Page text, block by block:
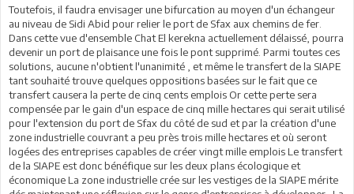
Toutefois, il faudra envisager une bifurcation au moyen d'un échangeur
au niveau de Sidi Abid pour relier le port de Sfax aux chemins de fer.
Dans cette vue d'ensemble Chat El kerekna actuellement délaissé, pourra
devenir un port de plaisance une fois le pont supprimé. Parmi toutes ces
solutions, aucune n'obtient l'unanimité , et même le transfert de la SIAPE
tant souhaité trouve quelques oppositions basées sur le fait que ce
transfert causera la perte de cinq cents emplois Or cette perte sera
compensée par le gain d'un espace de cinq mille hectares qui serait utilisé
pour l'extension du port de Sfax du côté de sud et par la création d'une
zone industrielle couvrant a peu près trois mille hectares et où seront
logées des entreprises capables de créer vingt mille emplois Le transfert
de la SIAPE est donc bénéfique sur les deux plans écologique et
économique La zone industrielle crée sur les vestiges de la SIAPE mérite